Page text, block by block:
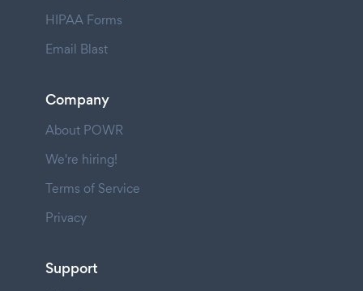
HIPAA Forms
Email Blast
Company
About POWR
We're hiring!
Terms of Service
Privacy
Support